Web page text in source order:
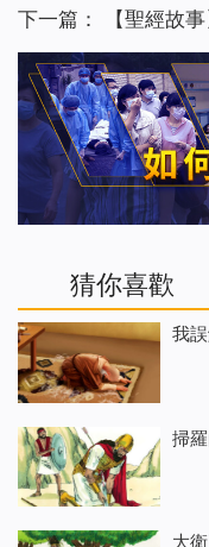
下一篇：
【聖經故
猜你喜歡
我
掃
大